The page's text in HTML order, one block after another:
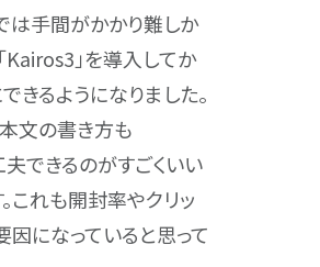
は手間がかかり難しか
Kairos3」を導入してか
きるようになりました。
文の書き方も
夫できるのがすごくいい
これも開封率やクリッ
になっていると思って